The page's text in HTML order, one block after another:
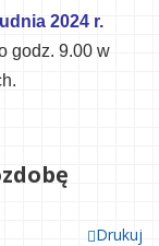
2024 r.
godz. 9.00 w
.
Drukuj